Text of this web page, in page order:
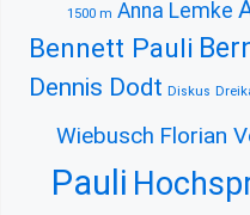
1500 m Anna Lemke
Bennett Pauli
Dennis Dodt Diskus
Wiebusch Florian
Pauli